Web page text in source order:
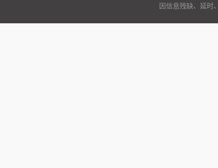
因信息残缺、延时